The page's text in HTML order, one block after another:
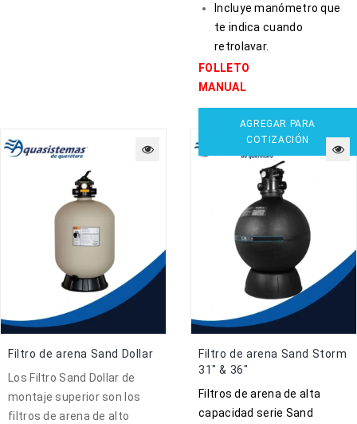
Incluye manómetro que
te indica cuando
retrolavar.
FOLLETO
MANUAL
AGREGAR PARA
COTIZACIÓN
Filtro de arena Sand Dollar
Los Filtro Sand Dollar de
montaje superior son los
filtros de arena de alto
Filtro de arena Sand Storm
31″ & 36″
Filtros de arena de alta
capacidad serie Sand